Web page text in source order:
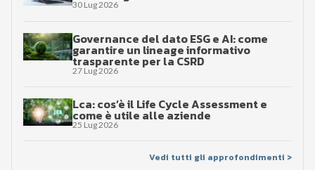
30 Lug 2026
Governance del dato ESG e AI: come
garantire un lineage informativo
trasparente per la CSRD
27 Lug 2026
Lca: cos’è il Life Cycle Assessment e
come è utile alle aziende
25 Lug 2026
Vedi tutti gli approfondimenti >